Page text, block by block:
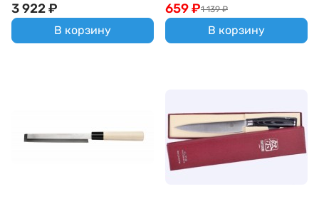
3 922₽
В корзину
1 139 ₽
659₽
В корзину